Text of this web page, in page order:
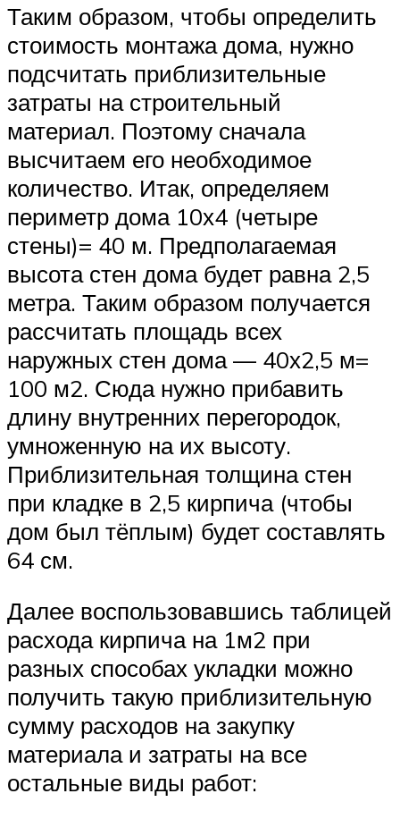
Таким образом, чтобы определить
стоимость монтажа дома, нужно
подсчитать приблизительные
затраты на строительный
материал. Поэтому сначала
высчитаем его необходимое
количество. Итак, определяем
периметр дома 10х4 (четыре
стены)= 40 м. Предполагаемая
высота стен дома будет равна 2,5
метра. Таким образом получается
рассчитать площадь всех
наружных стен дома — 40х2,5 м=
100 м2. Сюда нужно прибавить
длину внутренних перегородок,
умноженную на их высоту.
Приблизительная толщина стен
при кладке в 2,5 кирпича (чтобы
дом был тёплым) будет составлять
64 см.
Далее воспользовавшись таблицей
расхода кирпича на 1м2 при
разных способах укладки можно
получить такую приблизительную
сумму расходов на закупку
материала и затраты на все
остальные виды работ: